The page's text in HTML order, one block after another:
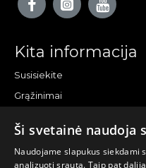
Kita informacija
Susisiekite
Grąžinimai
Pirkėjo paskyra
Ši svetainė naudoja
Naudojame slapukus
analizuoti srautą. Taip pat